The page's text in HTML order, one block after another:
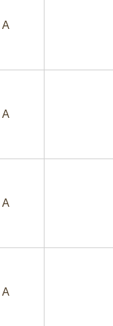
A
A
A
A